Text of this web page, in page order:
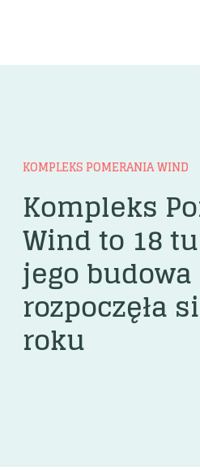
KOMPLEKS POMERANIA WIND
Kompleks
Wind to 18
jego budowa
rozpoczęła
roku